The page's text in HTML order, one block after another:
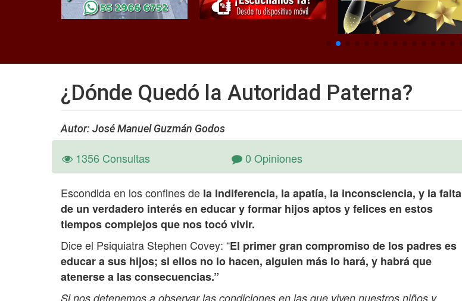
¿Dónde Quedó la Autoridad Paterna?
Autor: José Manuel Guzmán Godos
1356 Consultas 0 Opiniones
Escondida en los confines de la indiferencia, la apatía, la inconsciencia, y la falta
de un verdadero interés en educar y formar hijos aptos y felices en estos
tiempos complejos que nos tocó vivir.
Dice el Psiquiatra Stephen Covey: “El primer gran compromiso de los padres es
educar a sus hijos; si ellos no lo hacen, alguien más lo hará, y habrá que
atenerse a las consecuencias.”
Si nos detenemos a observar las condiciones en las que viven nuestros niños y